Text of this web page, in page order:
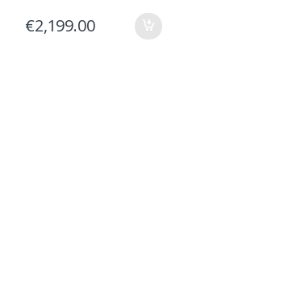
€2,199.00